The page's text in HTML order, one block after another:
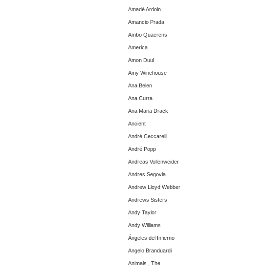
Amadé Ardoin
Amancio Prada
Ambo Quaerens
America
Amon Duul
Amy Winehouse
Ana Belen
Ana Curra
Ana Maria Drack
Ancient
André Ceccarelli
André Popp
Andreas Vollenweider
Andres Segovia
Andrew Lloyd Webber
Andrews Sisters
Andy Taylor
Andy Williams
Ángeles del Infierno
Angelo Branduardi
Animals , The